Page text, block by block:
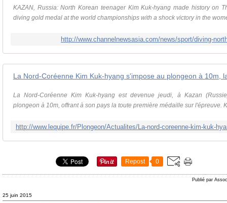
KAZAN, Russia: North Korean teenager Kim Kuk-hyang made history on
diving gold medal at the world championships with a shock victory in the
http://www.channelnewsasia.com/news/sport/diving-
La Nord-Coréenne Kim Kuk-hyang est devenue jeudi, à Kazan
plongeon à 10m, offrant à son pays la toute première médaille sur l'épreuve.
Repost 0
Publié par
25 juin 2015